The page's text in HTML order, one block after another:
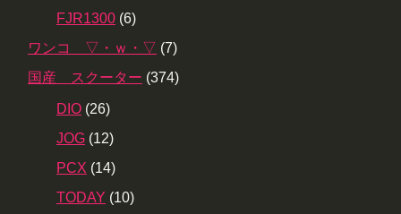
FJR1300 (6)
ワンコ ▽・ｗ・▽ (7)
国産 スクーター (374)
DIO (26)
JOG (12)
PCX (14)
TODAY (10)